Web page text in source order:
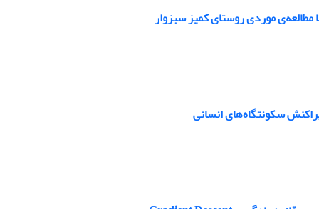
موردی روستای کمیز سبزوار
سکونتگاه‌های انسانی